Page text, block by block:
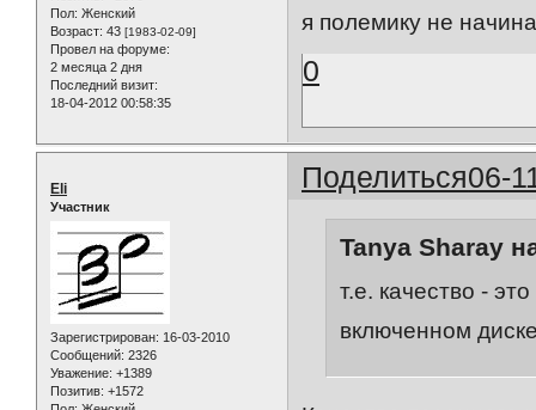
Пол: Женский
Возраст: 43 [1983-02-09]
Провел на форуме:
2 месяца 2 дня
Последний визит:
18-04-2012 00:58:35
я полемику не
0
Поделиться06-
Eli
Участник
Зарегистрирован: 16-03-2010
Сообщений: 2326
Уважение: +1389
Позитив: +1572
Tanya Sharay
т.е. качество -
включенном